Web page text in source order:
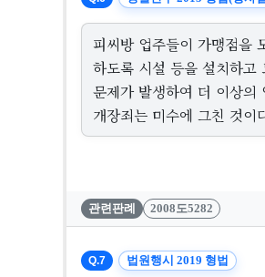
피씨방 업주들이 가맹점을
하도록 시설 등을 설치하고
문제가 발생하여 더 이상의
개장죄는 미수에 그친 것이
관련판례 2008도5282
Q.7 법원행시 2019 형법